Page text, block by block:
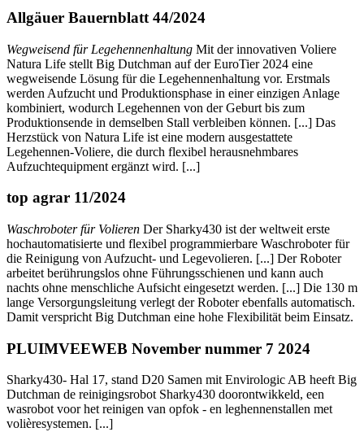
Allgäuer Bauernblatt 44/2024
Wegweisend für Legehennenhaltung Mit der innovativen Voliere
Natura Life stellt Big Dutchman auf der EuroTier 2024 eine
wegweisende Lösung für die Legehennenhaltung vor. Erstmals
werden Aufzucht und Produktionsphase in einer einzigen Anlage
kombiniert, wodurch Legehennen von der Geburt bis zum
Produktionsende in demselben Stall verbleiben können. [...] Das
Herzstück von Natura Life ist eine modern ausgestattete
Legehennen-Voliere, die durch flexibel herausnehmbares
Aufzuchtequipment ergänzt wird. [...]
top agrar 11/2024
Waschroboter für Volieren Der Sharky430 ist der weltweit erste
hochautomatisierte und flexibel programmierbare Waschroboter für
die Reinigung von Aufzucht- und Legevolieren. [...] Der Roboter
arbeitet berührungslos ohne Führungsschienen und kann auch
nachts ohne menschliche Aufsicht eingesetzt werden. [...] Die 130 m
lange Versorgungsleitung verlegt der Roboter ebenfalls automatisch.
Damit verspricht Big Dutchman eine hohe Flexibilität beim Einsatz.
PLUIMVEEWEB November nummer 7 2024
Sharky430- Hal 17, stand D20 Samen mit Envirologic AB heeft Big
Dutchman de reinigingsrobot Sharky430 doorontwikkeld, een
wasrobot voor het reinigen van opfok - en leghennenstallen met
volièresystemen. [...]